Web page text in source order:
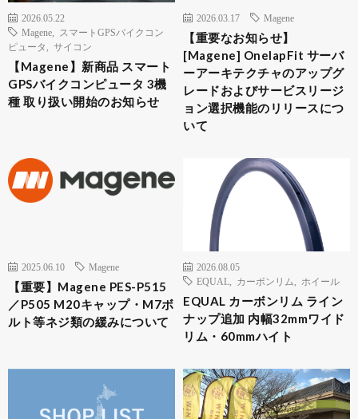
2026.05.22
Magene
スマートGPSバイクコン
ピュータ
サイコン
【Magene】新商品 スマート
GPSバイクコンピュータ 3機
種 取り扱い開始のお知らせ
2026.03.17 Magene
【重要なお知らせ】
[Magene] OnelapFit サーバ
ーアーキテクチャのアップグ
レードおよびサービスリージ
ョン選択機能のリリースにつ
いて
2025.06.10 Magene
【重要】Magene PES-P515
／P505 M20キャップ・M7ボ
ルト等ネジ類の緩みについて
2026.08.05
EQUAL
カーボンリム ホイール
EQUAL カーボンリム ライン
ナップ追加 内幅32mmワイド
リム・60mmハイト